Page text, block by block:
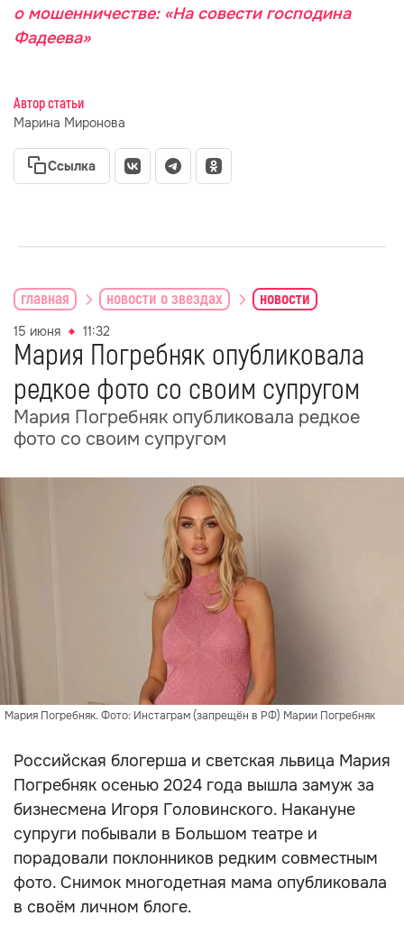
о мошенничестве: «На совести господина
Фадеева»
Автор статьи
Марина Миронова
Ссылка
главная новости о звездах новости
15 июня 11:32
Мария Погребняк опубликовала
редкое фото со своим супругом
Мария Погребняк опубликовала редкое
фото со своим супругом
Мария Погребняк. Фото: Инстаграм (запрещён в РФ) Марии Погребняк
Российская блогерша и светская львица Мария
Погребняк осенью 2024 года вышла замуж за
бизнесмена Игоря Головинского. Накануне
супруги побывали в Большом театре и
порадовали поклонников редким совместным
фото. Снимок многодетная мама опубликовала
в своём личном блоге.